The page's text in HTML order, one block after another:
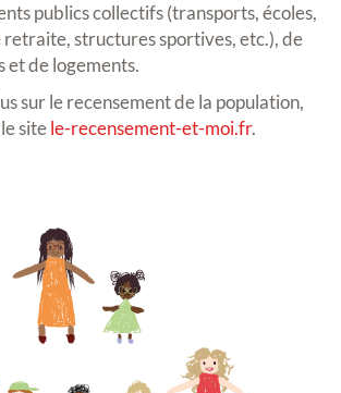
publics collectifs (transports, écoles,
retraite, structures sportives, etc.), de
et de logements.
sur le recensement de la population,
sitele-recensement-et-moi.fr.